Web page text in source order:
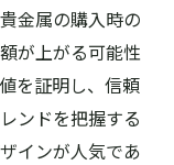
金属の購入時の
が上がる可能性
を証明し、信頼
ンドを把握する
インが人気であ